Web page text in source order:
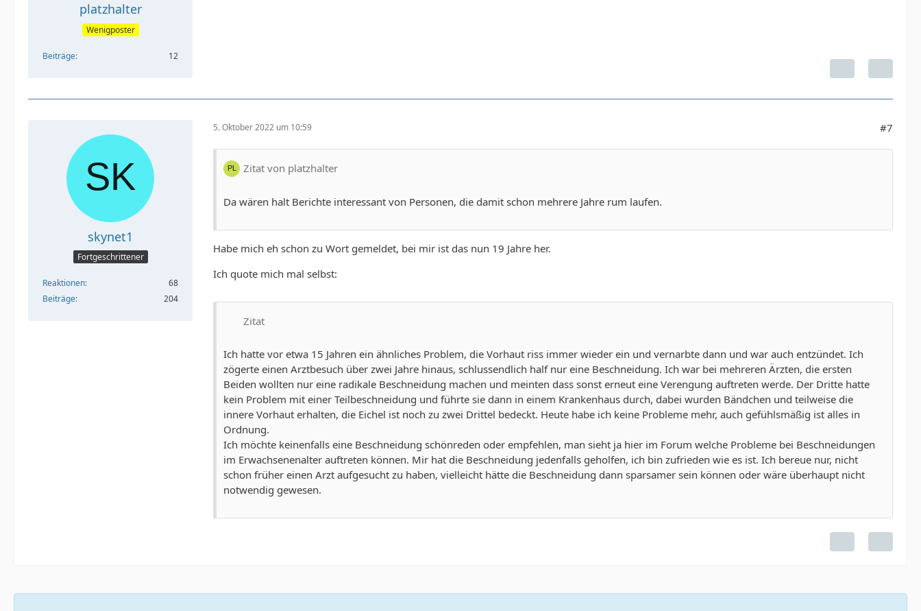
platzhalter
Wenigposter
Beiträge 12
skynet1
Fortgeschrittener
Reaktionen
68
Beiträge
204
5. Oktober 2022 um 10:59 #7
Zitat von platzhalter
Da wären halt Berichte interessant von Personen, die damit schon mehrere Jahre rum laufen.
Habe mich eh schon zu Wort gemeldet, bei mir ist das nun 19 Jahre her.
Ich quote mich mal selbst:
Zitat
Ich hatte vor etwa 15 Jahren ein ähnliches Problem, die Vorhaut riss immer wieder ein und vernarbte dann und war auch entzündet. Ich
zögerte einen Arztbesuch über zwei Jahre hinaus, schlussendlich half nur eine Beschneidung. Ich war bei mehreren Ärzten, die ersten
Beiden wollten nur eine radikale Beschneidung machen und meinten dass sonst erneut eine Verengung auftreten werde. Der Dritte hatte
kein Problem mit einer Teilbeschneidung und führte sie dann in einem Krankenhaus durch, dabei wurden Bändchen und teilweise die
innere Vorhaut erhalten, die Eichel ist noch zu zwei Drittel bedeckt. Heute habe ich keine Probleme mehr, auch gefühlsmäßig ist alles in
Ordnung.
Ich möchte keinenfalls eine Beschneidung schönreden oder empfehlen, man sieht ja hier im Forum welche Probleme bei Beschneidungen
im Erwachsenenalter auftreten können. Mir hat die Beschneidung jedenfalls geholfen, ich bin zufrieden wie es ist. Ich bereue nur, nicht
schon früher einen Arzt aufgesucht zu haben, vielleicht hätte die Beschneidung dann sparsamer sein können oder wäre überhaupt nicht
notwendig gewesen.